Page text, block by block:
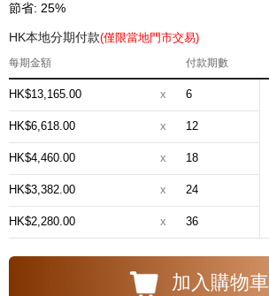
節省: 25%
HK本地分期付款(僅限當地門市交易)
每期金額 付款期數
HK$13,165.00 x 6
HK$6,618.00 x 12
HK$4,460.00 x 18
HK$3,382.00 x 24
HK$2,280.00 x 36
加入購物車